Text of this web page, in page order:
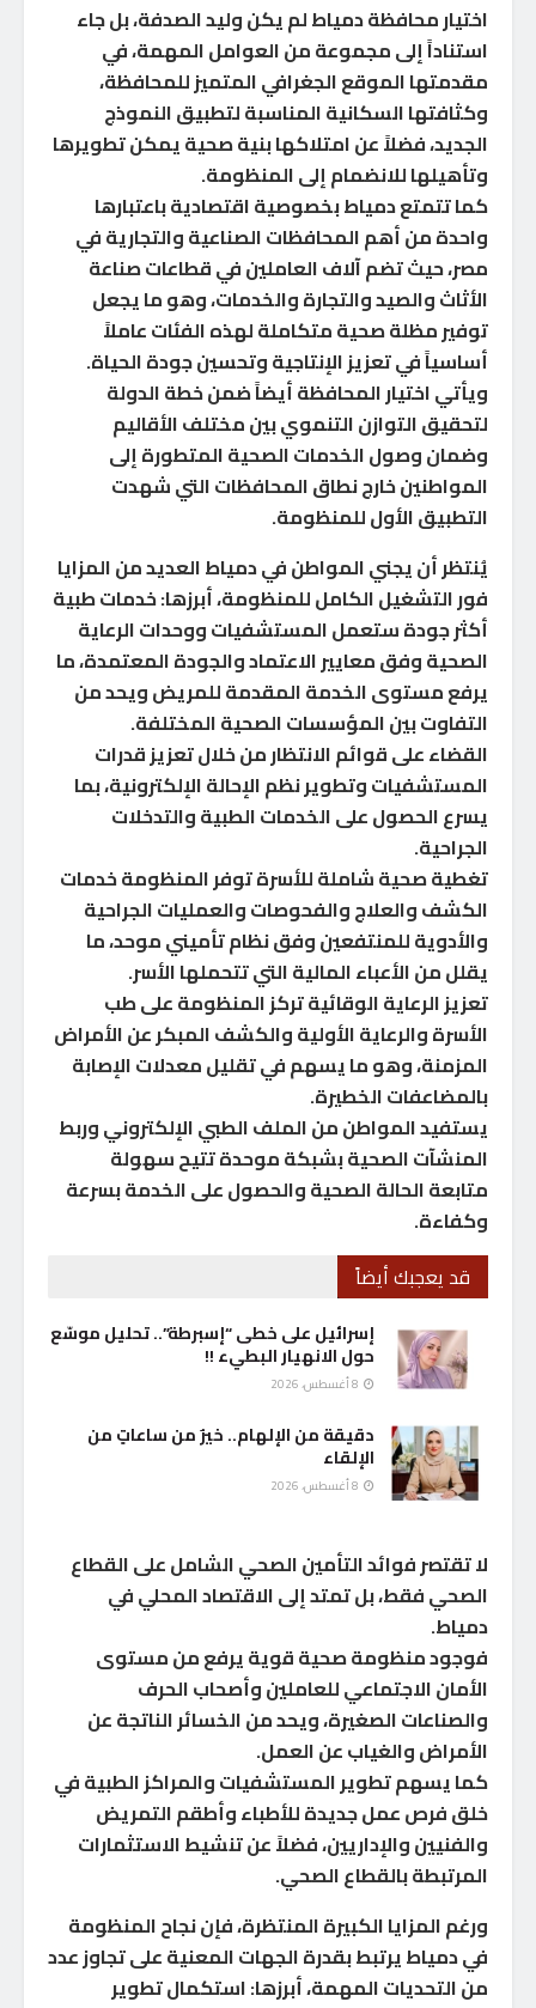
اختيار محافظة دمياط لم يكن وليد الصدفة، بل جاء
استناداً إلى مجموعة من العوامل المهمة، في
مقدمتها الموقع الجغرافي المتميز للمحافظة،
وكثافتها السكانية المناسبة لتطبيق النموذج
الجديد، فضلاً عن امتلاكها بنية صحية يمكن تطويرها
وتأهيلها للانضمام إلى المنظومة.
كما تتمتع دمياط بخصوصية اقتصادية باعتبارها
واحدة من أهم المحافظات الصناعية والتجارية في
مصر، حيث تضم آلاف العاملين في قطاعات صناعة
الأثاث والصيد والتجارة والخدمات، وهو ما يجعل
توفير مظلة صحية متكاملة لهذه الفئات عاملاً
أساسياً في تعزيز الإنتاجية وتحسين جودة الحياة.
ويأتي اختيار المحافظة أيضاً ضمن خطة الدولة
لتحقيق التوازن التنموي بين مختلف الأقاليم
وضمان وصول الخدمات الصحية المتطورة إلى
المواطنين خارج نطاق المحافظات التي شهدت
التطبيق الأول للمنظومة.
يُنتظر أن يجني المواطن في دمياط العديد من المزايا
فور التشغيل الكامل للمنظومة، أبرزها: خدمات طبية
أكثر جودة ستعمل المستشفيات ووحدات الرعاية
الصحية وفق معايير الاعتماد والجودة المعتمدة، ما
يرفع مستوى الخدمة المقدمة للمريض ويحد من
التفاوت بين المؤسسات الصحية المختلفة.
القضاء على قوائم الانتظار من خلال تعزيز قدرات
المستشفيات وتطوير نظم الإحالة الإلكترونية، بما
يسرع الحصول على الخدمات الطبية والتدخلات
الجراحية.
تغطية صحية شاملة للأسرة توفر المنظومة خدمات
الكشف والعلاج والفحوصات والعمليات الجراحية
والأدوية للمنتفعين وفق نظام تأميني موحد، ما
يقلل من الأعباء المالية التي تتحملها الأسر.
تعزيز الرعاية الوقائية تركز المنظومة على طب
الأسرة والرعاية الأولية والكشف المبكر عن الأمراض
المزمنة، وهو ما يسهم في تقليل معدلات الإصابة
بالمضاعفات الخطيرة.
يستفيد المواطن من الملف الطبي الإلكتروني وربط
المنشآت الصحية بشبكة موحدة تتيح سهولة
متابعة الحالة الصحية والحصول على الخدمة بسرعة
وكفاءة.
قد يعجبك أيضاً
إسرائيل على خطى “إسبرطة”.. تحليل موسّع
حول الانهيار البطيء !!
دقيقة من الإلهام.. خيرٌ من ساعاتٍ من
الإلقاء
لا تقتصر فوائد التأمين الصحي الشامل على القطاع
الصحي فقط، بل تمتد إلى الاقتصاد المحلي في
دمياط.
فوجود منظومة صحية قوية يرفع من مستوى
الأمان الاجتماعي للعاملين وأصحاب الحرف
والصناعات الصغيرة، ويحد من الخسائر الناتجة عن
الأمراض والغياب عن العمل.
كما يسهم تطوير المستشفيات والمراكز الطبية في
خلق فرص عمل جديدة للأطباء وأطقم التمريض
والفنيين والإداريين، فضلاً عن تنشيط الاستثمارات
المرتبطة بالقطاع الصحي.
ورغم المزايا الكبيرة المنتظرة، فإن نجاح المنظومة
في دمياط يرتبط بقدرة الجهات المعنية على تجاوز عدد
من التحديات المهمة، أبرزها: استكمال تطوير